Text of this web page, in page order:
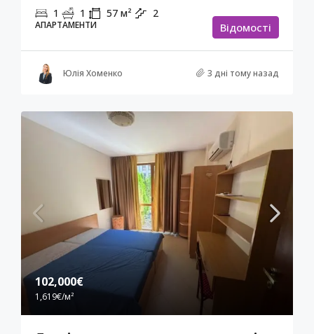
1 1 57 м² 2
АПАРТАМЕНТИ Відомості
Юлія Хоменко 3 дні тому назад
102,000€
1,619€/м²